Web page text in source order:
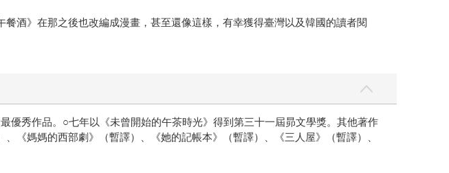
酒》在那之後也改編成漫畫，甚至還像這樣，有幸獲得臺灣以及韓國的讀者閱
秀作品。○七年以《未曾開始的午茶時光》得到第三十一屆昴文學獎。其他著作
《媽媽的西部劇》（暫譯）、《她的記帳本》（暫譯）、《三人屋》（暫譯）、